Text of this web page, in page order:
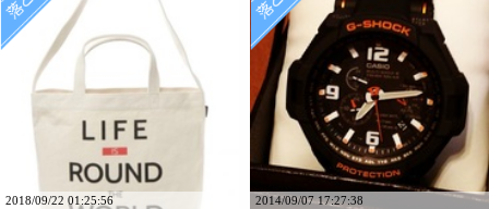
2018/09/22 01:25:56 2014/09/07 17:27:38